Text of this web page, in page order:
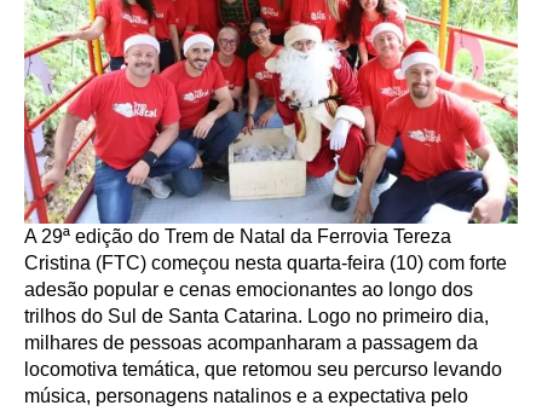
A 29ª edição do Trem de Natal da Ferrovia Tereza
Cristina (FTC) começou nesta quarta-feira (10) com forte
adesão popular e cenas emocionantes ao longo dos
trilhos do Sul de Santa Catarina. Logo no primeiro dia,
milhares de pessoas acompanharam a passagem da
locomotiva temática, que retomou seu percurso levando
música, personagens natalinos e a expectativa pelo